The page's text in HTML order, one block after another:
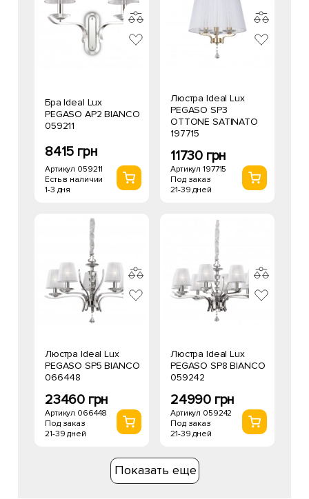
Бра Ideal Lux
PEGASO AP2 BIANCO
059211
8415 грн
Артикул 059211
Есть в наличии
1-3 дня
Люстра Ideal Lux
PEGASO SP3
OTTONE SATINATO
197715
11730 грн
Артикул 197715
Под заказ
21-39 дней
Люстра Ideal Lux
PEGASO SP5 BIANCO
066448
23460 грн
Артикул 066448
Под заказ
21-39 дней
Люстра Ideal Lux
PEGASO SP8 BIANCO
059242
24990 грн
Артикул 059242
Под заказ
21-39 дней
Показать еще